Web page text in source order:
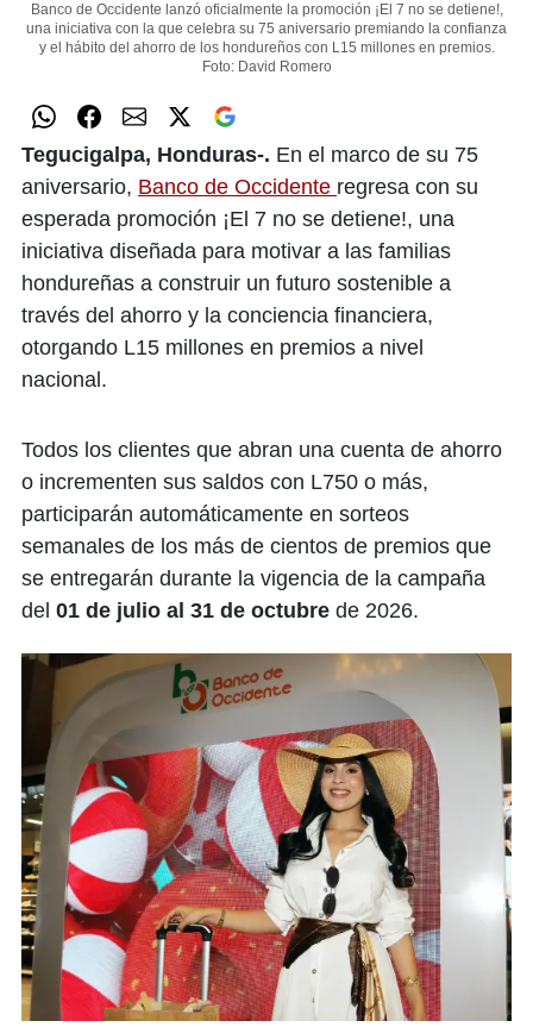
Banco de Occidente lanzó oficialmente la promoción ¡El 7 no se detiene!,
una iniciativa con la que celebra su 75 aniversario premiando la confianza
y el hábito del ahorro de los hondureños con L15 millones en premios.
Foto: David Romero
Tegucigalpa, Honduras-. En el marco de su 75
aniversario, Banco de Occidente regresa con su
esperada promoción ¡El 7 no se detiene!, una
iniciativa diseñada para motivar a las familias
hondureñas a construir un futuro sostenible a
través del ahorro y la conciencia financiera,
otorgando L15 millones en premios a nivel
nacional.
Todos los clientes que abran una cuenta de ahorro
o incrementen sus saldos con L750 o más,
participarán automáticamente en sorteos
semanales de los más de cientos de premios que
se entregarán durante la vigencia de la campaña
del 01 de julio al 31 de octubre de 2026.